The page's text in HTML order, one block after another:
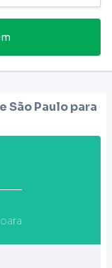
Paulo para